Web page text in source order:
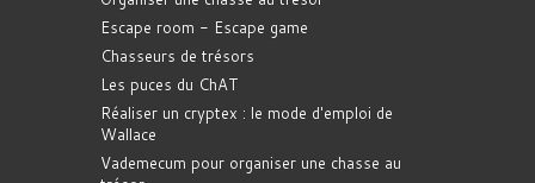
Escape room - Escape game
Chasseurs de trésors
Les puces du ChAT
Réaliser un cryptex : le mode d'emploi de
Wallace
Vademecum pour organiser une chasse au